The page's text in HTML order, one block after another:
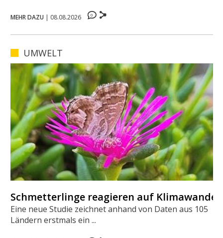
MEHR DAZU | 08.08.2026 0
UMWELT
Schmetterlinge reagieren auf Klimawandel
Eine neue Studie zeichnet anhand von Daten aus 105
Ländern erstmals ein ...